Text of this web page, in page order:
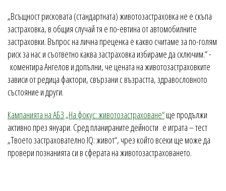
„Всъщност рисковата (стандартната) животозастраховка не е скъпа
застраховка, в общия случай тя е по-евтина от автомобилните
застраховки. Въпрос на лична преценка е какво считаме за по-голям
риск за нас и съответно каква застраховка избираме да сключим.“ -
коментира Ангелов и допълни, че цената на животозастраховките
зависи от редица фактори, свързани с възрастта, здравословното
състояние и други.
Кампанията на АБЗ „На фокус: животозастраховане“ще продължи
активно през януари. Сред планираните дейности е играта – тест
„Твоето застрахователно IQ: живот“, чрез който всеки ще може да
провери познанията си в сферата на животозастраховането.